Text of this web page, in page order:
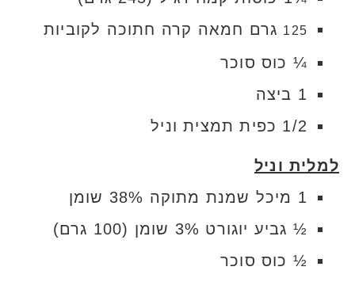
125 גרם חמאה קרה חתוכה לקוביות
¼ כוס סוכר
1 ביצה
1/2 כפית תמצית וניל
למלית וניל
1 מיכל שמנת מתוקה 38% שומן
½ גביע יוגורט 3% שומן (100 גרם)
½ כוס סוכר